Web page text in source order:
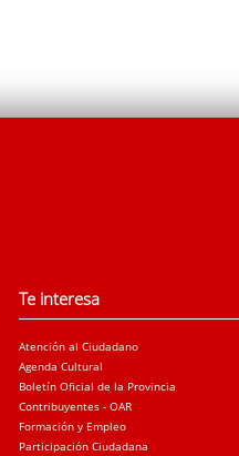
Te interesa
Atención al Ciudadano
Agenda Cultural
Boletín Oficial de la Provincia
Contribuyentes - OAR
Formación y Empleo
Participación Ciudadana